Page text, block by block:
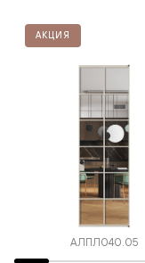
АКЦИЯ
АЛПЛ040.05